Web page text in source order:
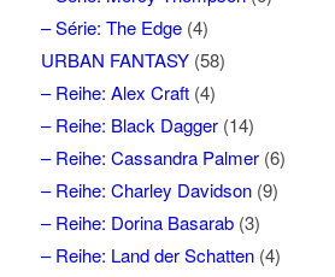
– Série: The Edge(4)
URBAN FANTASY(58)
– Reihe: Alex Craft(4)
– Reihe: Black Dagger(14)
– Reihe: Cassandra Palmer(6)
– Reihe: Charley Davidson(9)
– Reihe: Dorina Basarab(3)
– Reihe: Land der Schatten(4)